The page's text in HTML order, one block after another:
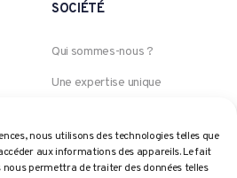
nous utilisons des technologies telles que
aux informations des appareils. Le fait
nous permettra de traiter des données telles
SOCIÉTÉ
Qui sommes-nous ?
Une expertise unique
Jobs